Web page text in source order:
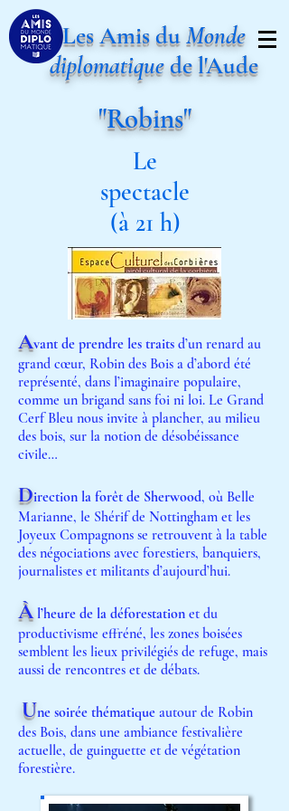
Les Amis duMonde
diplomatiquede l'Aude
"Robins"
Le
spectacle
(à 21 h)
Avant de prendre les traits d’un renard au
grand cœur, Robin des Bois a d’abord été
représenté, dans l’imaginaire populaire,
comme un brigand sans foi ni loi. Le Grand
Cerf Bleu nous invite à plancher, au milieu
des bois, sur la notion de désobéissance
civile…
Direction la forêt de Sherwood, où Belle
Marianne, le Shérif de Nottingham et les
Joyeux Compagnons se retrouvent à la table
des négociations avec forestiers, banquiers,
journalistes et militants d’aujourd’hui.
Àl’heure de la déforestation et du
productivisme effréné, les zones boisées
semblent les lieux privilégiés de refuge, mais
aussi de rencontres et de débats.
Une soirée thématique autour de Robin
des Bois, dans une ambiance festivalière
actuelle, de guinguette et de végétation
forestière.